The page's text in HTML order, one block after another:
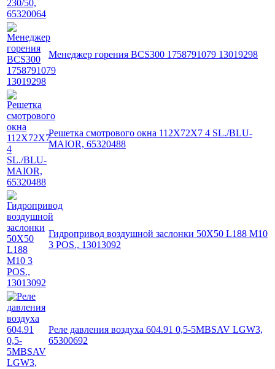
Менеджер горения BCS300 1758791079 13019298
Решетка смотрового окна 112X72X7 4 SL./BLU-
MAIOR, 65320488
Гидропривод воздушной заслонки 50X50 L188 M10
3 POS., 13013092
Реле давления воздуха 604.91 0,5-5MBSAV LGW3,
65300692